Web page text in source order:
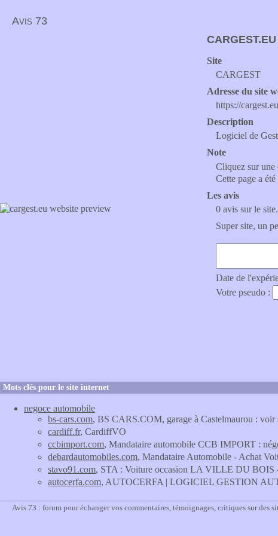
Avis 73
CARGEST.EU
Site
CARGEST
Adresse du site
https://
Description
Logiciel de
Note
Cliquez sur une
Cette page a
Les avis
0 avis sur le site.
Super site, un
Date de
Votre pseudo :
Mots clés pour le site internet
negoce automobile
bs-cars.com, BS CARS.COM, garage à Castelmaurou : voir
cardiff.fr, CardiffVO
ccbimport.com, Mandataire automobile CCB IMPORT :
debardautomobiles.com, Mandataire Automobile - Achat
stavo91.com, STA : Voiture occasion LA VILLE DU
autocerfa.com, AUTOCERFA | LOGICIEL GESTION
Avis 73 : forum pour échanger vos commentaires, témoignages, critiques sur des